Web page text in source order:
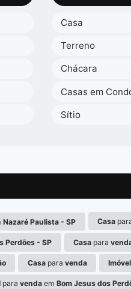
Casa
Terreno
Chácara
Casas em
Sítio
Nazaré Paulista - SP Casa
Perdões - SP Casapara
Casapara venda Imóvel
para vendaem Bom Jesus dos